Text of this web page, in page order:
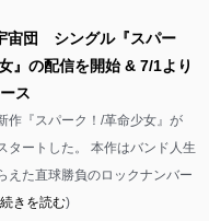
宙団 シングル『スパー
』の配信を開始 & 7/1より
ス
作『スパーク！/革命少女』が
タートした。 本作はバンド人生
えた直球勝負のロックナンバー
続きを読む)